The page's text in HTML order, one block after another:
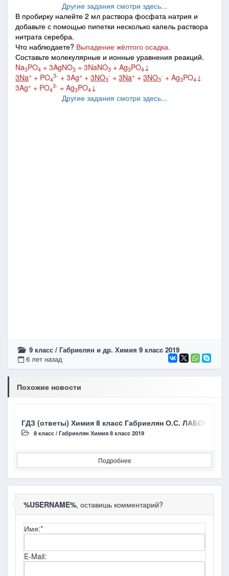
Другие задания смотри здесь...
В пробирку налейте 2 мл раствора фосфата натрия и
добавьте с помощью пипетки несколько капель раствора
нитрата серебра.
Что наблюдаете? Выпадение жёлтого осадка.
Составьте молекулярные и ионные уравнения реакций.
Na3PO4 + 3AgNO3 = 3NaNO3 + Ag3PO4↓
3Na+ + PO4
3- + 3Ag+ + 3NO3
- = 3Na+ + 3NO3
- + Ag3PO4↓
3Ag+ + PO4
3- = Ag3PO4↓
Другие задания смотри здесь...
9 класс / Габриелян и др. Химия 9 класc 2019
6 лет назад
Похожие новости
ГДЗ (ответы) Химия 8 класc Габриелян О.С.
8 класс / Габриелян Химия 8 класc 2019
Подробнее
%USERNAME%, оставишь комментарий?
Имя:*
E-Mail: